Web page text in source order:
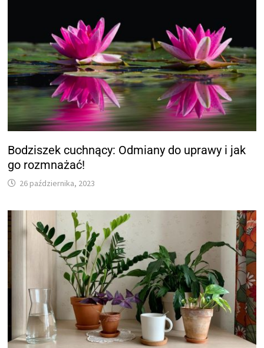
Bodziszek cuchnący: Odmiany do uprawy i jak
go rozmnażać!
26 października, 2023